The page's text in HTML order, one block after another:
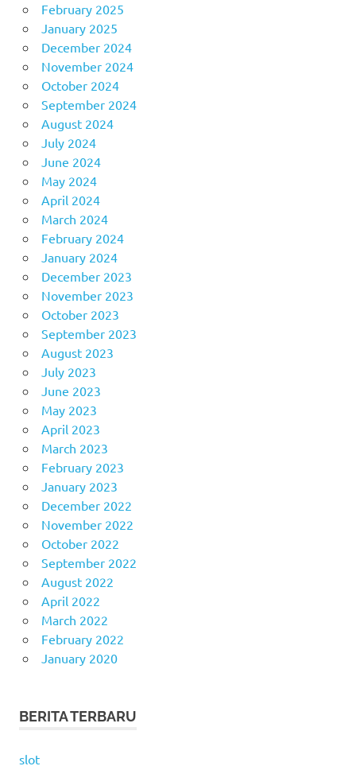
February 2025
January 2025
December 2024
November 2024
October 2024
September 2024
August 2024
July 2024
June 2024
May 2024
April 2024
March 2024
February 2024
January 2024
December 2023
November 2023
October 2023
September 2023
August 2023
July 2023
June 2023
May 2023
April 2023
March 2023
February 2023
January 2023
December 2022
November 2022
October 2022
September 2022
August 2022
April 2022
March 2022
February 2022
January 2020
BERITA TERBARU
slot